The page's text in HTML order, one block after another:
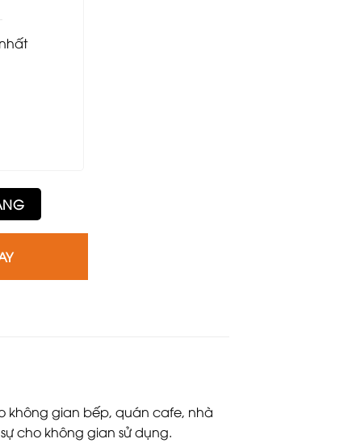
không gian bếp, quán cafe, nhà
cho không gian sử dụng.